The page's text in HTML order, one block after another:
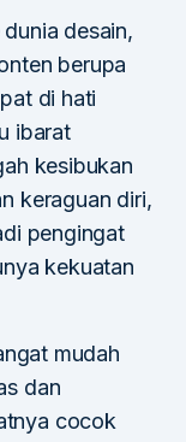
desain,
berupa
di hati
ibarat
kesibukan
keraguan diri,
pengingat
kekuatan
mudah
dan
cocok